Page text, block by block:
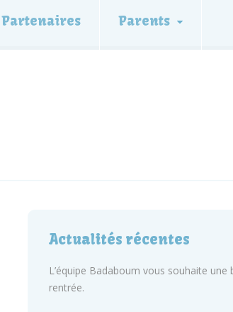
Partenaires Parents
Actualités récentes
L’équipe Badaboum vous souhaite une
rentrée.